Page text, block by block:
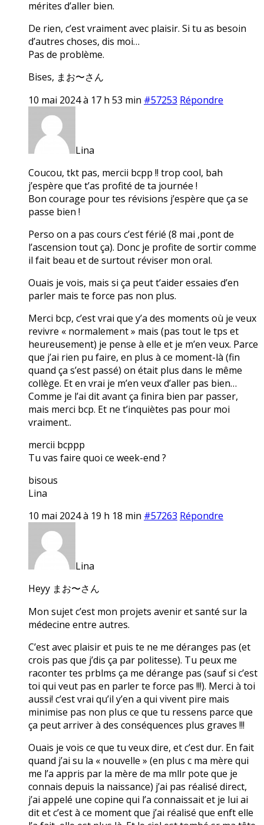
mérites d’aller bien.
De rien, c’est vraiment avec plaisir. Si tu as besoin
d’autres choses, dis moi…
Pas de problème.
Bises, まお〜さん
10 mai 2024 à 17 h 53 min #57253 Répondre
Lina
Coucou, tkt pas, mercii bcpp !! trop cool, bah
j’espère que t’as profité de ta journée !
Bon courage pour tes révisions j’espère que ça se
passe bien !
Perso on a pas cours c’est férié (8 mai ,pont de
l’ascension tout ça). Donc je profite de sortir comme
il fait beau et de surtout réviser mon oral.
Ouais je vois, mais si ça peut t’aider essaies d’en
parler mais te force pas non plus.
Merci bcp, c’est vrai que y’a des moments où je veux
revivre « normalement » mais (pas tout le tps et
heureusement) je pense à elle et je m’en veux. Parce
que j’ai rien pu faire, en plus à ce moment-là (fin
quand ça s’est passé) on était plus dans le même
collège. Et en vrai je m’en veux d’aller pas bien…
Comme je l’ai dit avant ça finira bien par passer,
mais merci bcp. Et ne t’inquiètes pas pour moi
vraiment..
mercii bcppp
Tu vas faire quoi ce week-end ?
bisous
Lina
10 mai 2024 à 19 h 18 min #57263 Répondre
Lina
Heyy まお〜さん
Mon sujet c’est mon projets avenir et santé sur la
médecine entre autres.
C’est avec plaisir et puis te ne me déranges pas (et
crois pas que j’dis ça par politesse). Tu peux me
raconter tes prblms ça me dérange pas (sauf si c’est
toi qui veut pas en parler te force pas !!!). Merci à toi
aussi! c’est vrai qu’il y’en a qui vivent pire mais
minimise pas non plus ce que tu ressens parce que
ça peut arriver à des conséquences plus graves !!!
Ouais je vois ce que tu veux dire, et c’est dur. En fait
quand j’ai su la « nouvelle » (en plus c ma mère qui
me l’a appris par la mère de ma mllr pote que je
connais depuis la naissance) j’ai pas réalisé direct,
j’ai appelé une copine qui l’a connaissait et je lui ai
dit et c’est à ce moment que j’ai réalisé que enft elle